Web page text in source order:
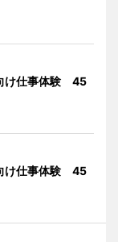
け仕事体験 45
け仕事体験 45